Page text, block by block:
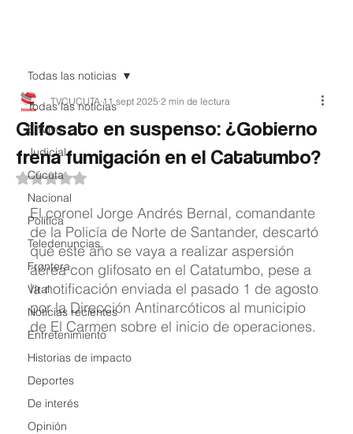
Todas las noticias
EnVivo
Judicial
Cúcuta
Nacional
Política
Teledenuncias
Frontera
Viral
Noticias recientes
Entretenimiento
Historias de impacto
Deportes
De interés
Opinión
Todas las noticias
Glifosato en suspenso: ¿Gobierno
frena fumigación en el Catatumbo?
TVCUCUTA 11 sept 2025 2 min de lectura
Obtuvo NaN de 5 estrellas.
El coronel Jorge Andrés Bernal, comandante
de la Policía de Norte de Santander, descartó
que este año se vaya a realizar aspersión
aérea con glifosato en el Catatumbo, pese a
la notificación enviada el pasado 1 de agosto
por la Dirección Antinarcóticos al municipio
de El Carmen sobre el inicio de operaciones.